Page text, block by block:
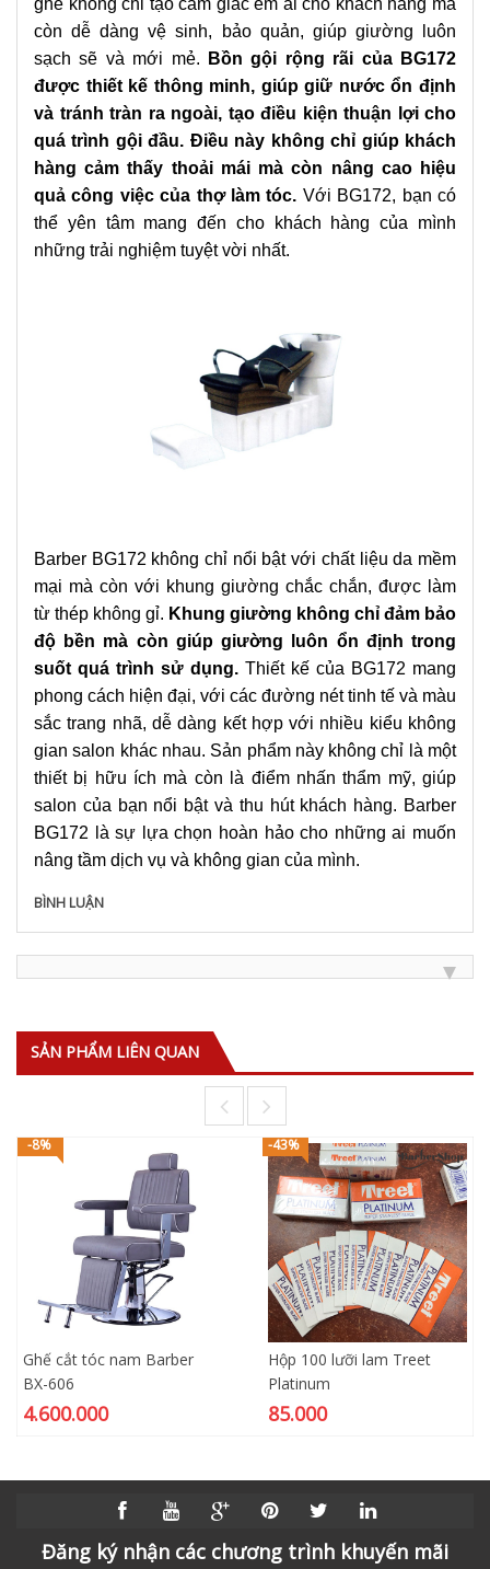
ghế không chỉ tạo cảm giác êm ái cho khách hàng mà
còn dễ dàng vệ sinh, bảo quản, giúp giường luôn
sạch sẽ và mới mẻ.
Bồn gội rộng rãi của BG172
được thiết kế thông minh, giúp giữ nước ổn định
và tránh tràn ra ngoài, tạo điều kiện thuận lợi cho
quá trình gội đầu. Điều này không chỉ giúp khách
hàng cảm thấy thoải mái mà còn nâng cao hiệu
quả công việc của thợ làm tóc. Với BG172, bạn có
thể yên tâm mang đến cho khách hàng của mình
những trải nghiệm tuyệt vời nhất.
Barber BG172 không chỉ nổi bật với chất liệu da mềm
mại mà còn với khung giường chắc chắn, được làm
từ thép không gỉ. Khung giường không chỉ đảm bảo
độ bền mà còn giúp giường luôn ổn định trong
suốt quá trình sử dụng. Thiết kế của BG172 mang
phong cách hiện đại, với các đường nét tinh tế và màu
sắc trang nhã, dễ dàng kết hợp với nhiều kiểu không
gian salon khác nhau. Sản phẩm này không chỉ là một
thiết bị hữu ích mà còn là điểm nhấn thẩm mỹ, giúp
salon của bạn nổi bật và thu hút khách hàng. Barber
BG172 là sự lựa chọn hoàn hảo cho những ai muốn
nâng tầm dịch vụ và không gian của mình.
BÌNH LUẬN
SẢN PHẨM LIÊN QUAN
-8%
Ghế cắt tóc nam Barber
BX-606
4.600.000
-43%
Hộp 100 lưỡi lam Treet
Platinum
85.000
Đăng ký nhận các chương trình khuyến mãi